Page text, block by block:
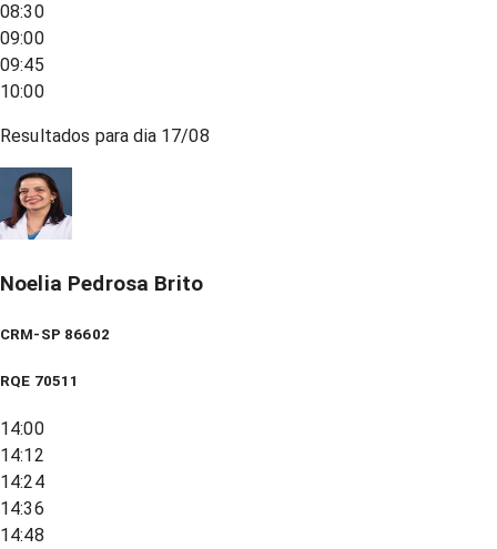
08:30
09:00
09:45
10:00
Resultados para dia 17/08
Noelia Pedrosa Brito
CRM-SP 86602
RQE 70511
14:00
14:12
14:24
14:36
14:48